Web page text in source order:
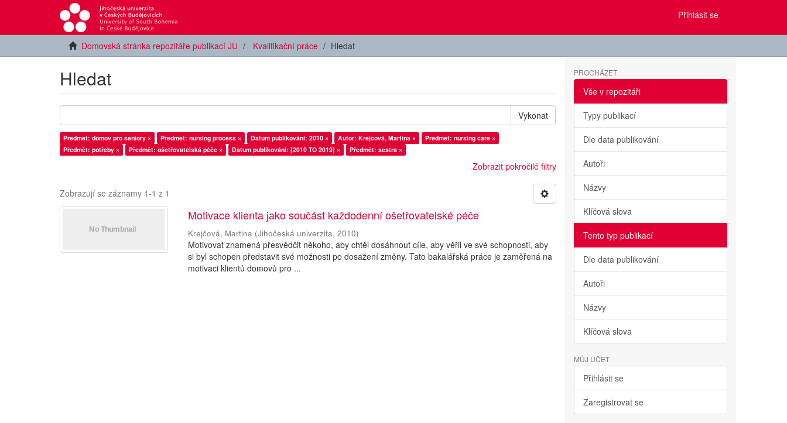
Přihlásit se
Domovská stránka repozitáře publikací JU Kvalifikační práce Hledat
Hledat
Vykonat
Předmět: domov pro seniory × Předmět: nursing process × Datum publikování: 2010 × Autor: Krejčová, Martina ×
Předmět: nursing care ×
Předmět: potřeby ×
Předmět: ošetřovatelská péče × Datum publikování: [2010 TO 2019] × Předmět: sestra ×
Zobrazit pokročilé filtry
Zobrazují se záznamy 1-1 z 1
Motivace klienta jako součást každodenní ošetřovatelské péče
Krejčová, Martina (Jihočeská univerzita,2010)
Motivovat znamená přesvědčit někoho, aby chtěl dosáhnout cíle, aby věřil ve své schopnosti, aby
si byl schopen představit své možnosti po dosažení změny. Tato bakalářská práce je zaměřená na
motivaci klientů domovů pro ...
PROCHÁZET
Vše v repozitáři
Typy publikací
Dle data publikování
Autoři
Názvy
Klíčová slova
Tento typ publikací
Dle data publikování
Autoři
Názvy
Klíčová slova
MŮJ ÚČET
Přihlásit se
Zaregistrovat se